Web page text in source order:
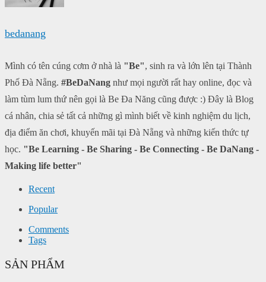
bedanang
Mình có tên cúng cơm ở nhà là "Be", sinh ra và lớn lên tại Thành
Phố Đà Nẵng. #BeDaNang như mọi người rất hay online, đọc và
làm tùm lum thứ nên gọi là Be Đa Năng cũng được :) Đây là Blog
cá nhân, chia sẻ tất cả những gì mình biết về kinh nghiệm du lịch,
địa điểm ăn chơi, khuyến mãi tại Đà Nẵng và những kiến thức tự
học. "Be Learning - Be Sharing - Be Connecting - Be DaNang -
Making life better"
Recent
Popular
Comments
Tags
SẢN PHẨM